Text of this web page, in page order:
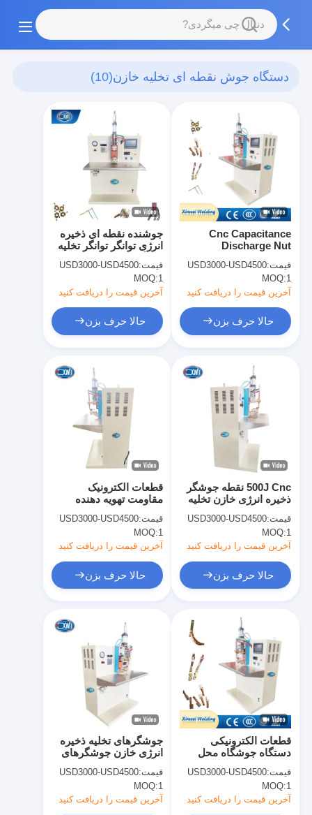
دستگاه جوش نقطه ای تخلیه خازن(10)
جوشنده نقطه ای ذخیره
انرژی توانگر توانگر تخلیه
قیمت:USD3000-USD4500
MOQ:1
آخرین قیمت را دریافت کنید
حالا حرف بزن
Cnc Capacitance
Discharge Nut
برای قطعات الکترونیکی
قیمت:USD3000-USD4500
MOQ:1
آخرین قیمت را دریافت کنید
حالا حرف بزن
قطعات الکترونیک
مقاومت تهویه دهنده
قیمت:USD3000-USD4500
MOQ:1
آخرین قیمت را دریافت کنید
حالا حرف بزن
500J Cnc نقطه جوشگر
ذخیره انرژی خازن تخلیه
قیمت:USD3000-USD4500
MOQ:1
آخرین قیمت را دریافت کنید
حالا حرف بزن
جوشگرهای تخلیه ذخیره
انرژی خازن جوشگرهای
الکترونیکی
قیمت:USD3000-USD4500
MOQ:1
آخرین قیمت را دریافت کنید
قطعات الکترونیکی
دستگاه جوشگاه محل
قیمت:USD3000-USD4500
MOQ:1
آخرین قیمت را دریافت کنید